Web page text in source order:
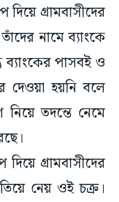
গ্রামবাসীদের
নামে ব্যাংকে
ব্যাংকের পাসবই ও
দেওয়া হয়নি বলে
নিয়ে তদন্তে নেমে
গ্রামবাসীদের
নেয় ওই চক্র।